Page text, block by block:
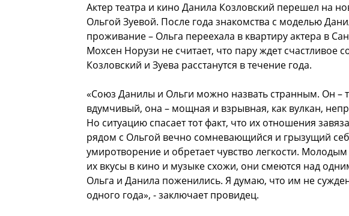
Актер театра и кино Данила Козловский перешел на
Ольгой Зуевой. После года знакомства с моделью
проживание – Ольга переехала в квартиру актера в
Мохсен Норузи не считает, что пару ждет счастливое
Козловский и Зуева расстанутся в течение года.
«Союз Данилы и Ольги можно назвать странным. Он –
вдумчивый, она – мощная и взрывная, как вулкан,
Но ситуацию спасает тот факт, что их отношения
рядом с Ольгой вечно сомневающийся и грызущий
умиротворение и обретает чувство легкости.
их вкусы в кино и музыке схожи, они смеются над
Ольга и Данила поженились. Я думаю, что им не
одного года», - заключает провидец.